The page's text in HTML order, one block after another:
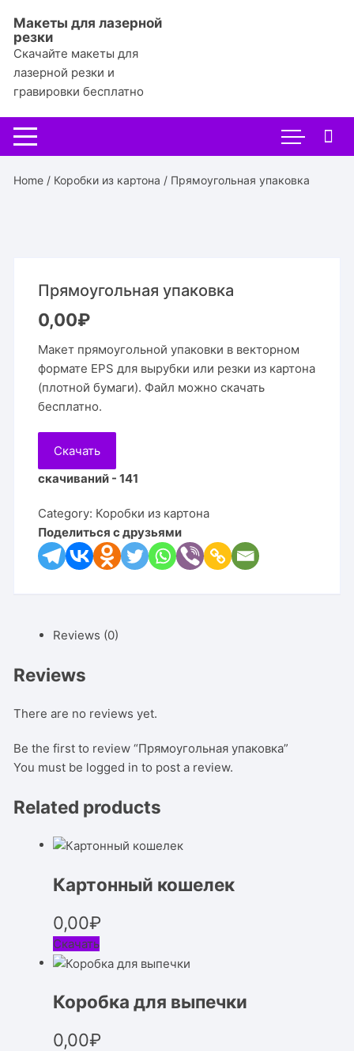
содержимому
Макеты для лазерной
резки
Скачайте макеты для
лазерной резки и
гравировки бесплатно
Home / Коробки из картона / Прямоугольная упаковка
Прямоугольная упаковка
0,00₽
Макет прямоугольной упаковки в векторном
формате EPS для вырубки или резки из картона
(плотной бумаги). Файл можно скачать
бесплатно.
Скачать
скачиваний - 141
Category: Коробки из картона
Поделиться с друзьями
Reviews (0)
Reviews
There are no reviews yet.
Be the first to review “Прямоугольная упаковка”
You must be logged in to post a review.
Related products
Картонный кошелек
0,00₽
Скачать
Коробка для выпечки
0,00₽